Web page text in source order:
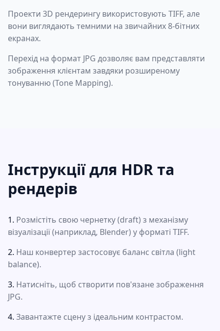
Проекти 3D рендерингу використовують TIFF, але
вони виглядають темними на звичайних 8-бітних
екранах.
Перехід на формат JPG дозволяє вам представляти
зображення клієнтам завдяки розширеному
тонуванню (Tone Mapping).
Інструкції для HDR та
рендерів
Розмістіть свою чернетку (draft) з механізму
візуалізації (наприклад, Blender) у форматі TIFF.
Наш конвертер застосовує баланс світла (light
balance).
Натисніть, щоб створити пов'язане зображення
JPG.
Завантажте сцену з ідеальним контрастом.